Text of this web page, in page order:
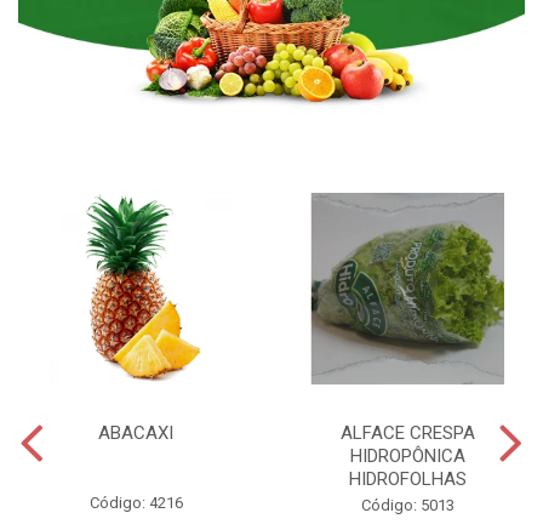
ABACAXI
Código: 4216
ALFACE CRESPA
HIDROPÔNICA
HIDROFOLHAS
Código: 5013